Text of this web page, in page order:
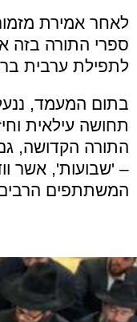
לאחר אמירת מזמור
ספרי התורה בזה
לתפילת ערבית
בתום המעמד,
תחושה עילאית
התורה הקדושה,
– 'שבועות', אשר
המשתתפים